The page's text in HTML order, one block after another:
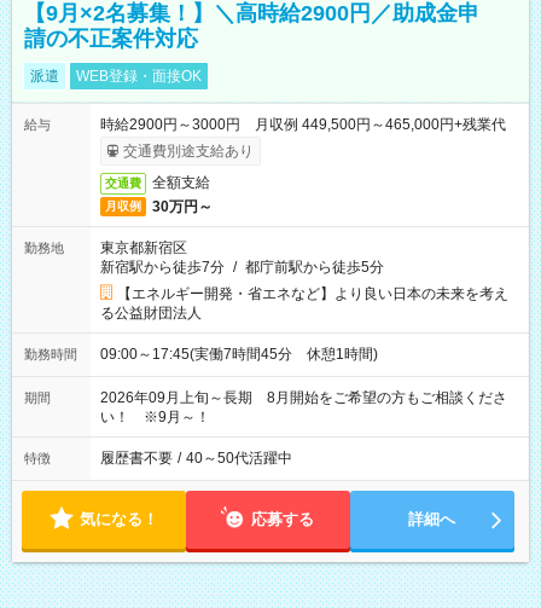
【9月×2名募集！】＼高時給2900円／助成金申
請の不正案件対応
派遣 WEB登録・面接OK
給与
時給2900円～3000円 月収例 449,500円～465,000円+残業代
交通費別途支給あり
交通費 全額支給
月収例 30万円～
勤務地
東京都新宿区
新宿駅から徒歩7分 / 都庁前駅から徒歩5分
【エネルギー開発・省エネなど】より良い日本の未来を考え
る公益財団法人
勤務時間 09:00～17:45(実働7時間45分 休憩1時間)
期間
2026年09月上旬～長期 8月開始をご希望の方もご相談くださ
い！ ※9月～！
特徴 履歴書不要 / 40～50代活躍中
気になる！ 応募する 詳細へ